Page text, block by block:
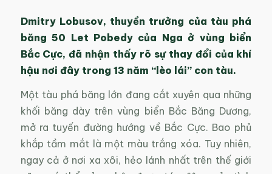
Dmitry Lobusov, thuyền trưởng của tàu phá
băng 50 Let Pobedy của Nga ở vùng biển
Bắc Cực, đã nhận thấy rõ sự thay đổi của khí
hậu nơi đây trong 13 năm “lèo lái” con tàu.
Một tàu phá băng lớn đang cắt xuyên qua những
khối băng dày trên vùng biển Bắc Băng Dương,
mở ra tuyến đường hướng về Bắc Cực. Bao phủ
khắp tầm mắt là một màu trắng xóa. Tuy nhiên,
ngay cả ở nơi xa xôi, hẻo lánh nhất trên thế giới